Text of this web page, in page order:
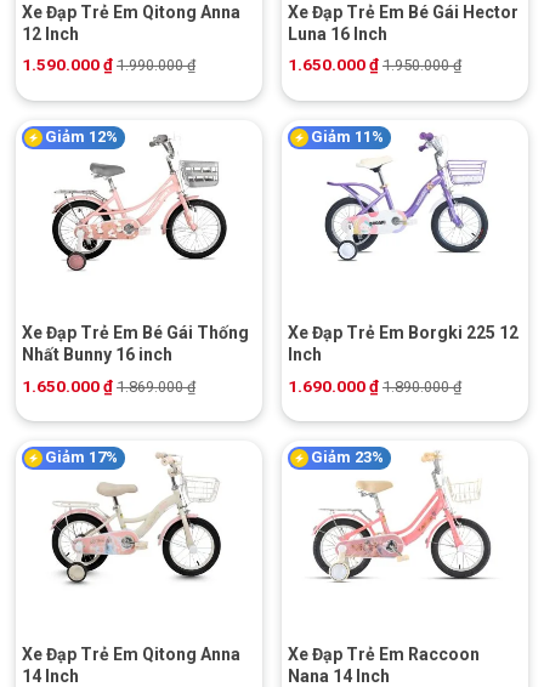
Xe Đạp Trẻ Em Qitong Anna
12 Inch
1.590.000₫ 1.990.000₫
Xe Đạp Trẻ Em Bé Gái Hector
Luna 16 Inch
1.650.000₫ 1.950.000₫
Giảm 12%
Xe Đạp Trẻ Em Bé Gái Thống
Nhất Bunny 16 inch
1.650.000₫ 1.869.000₫
Giảm 11%
Xe Đạp Trẻ Em Borgki 225 12
Inch
1.690.000₫ 1.890.000₫
Giảm 17%
Xe Đạp Trẻ Em Qitong Anna
14 Inch
Giảm 23%
Xe Đạp Trẻ Em Raccoon
Nana 14 Inch